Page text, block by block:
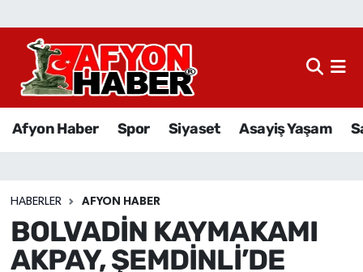
Afyon Haber Spor Siyaset Asayiş Yaşam
HABERLER AFYON HABER
BOLVADİN KAYMAKAMI
AKPAY, ŞEMDİNLİ’DE
Afyon Haber
Sağlık
Eğitim